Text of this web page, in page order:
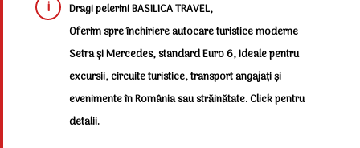
Dragi pelerini BASILICA TRAVEL,
Oferim spre închiriere autocare turistice moderne
Setra și Mercedes, standard Euro 6, ideale pentru
excursii, circuite turistice, transport angajați și
evenimente în România sau străinătate. Click pentru
detalii.